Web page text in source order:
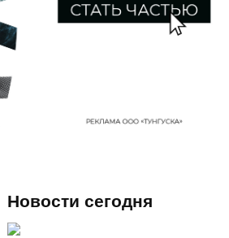
Новости сегодня